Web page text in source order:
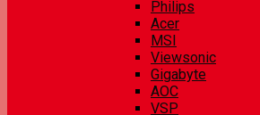
Philips
Acer
MSI
Viewsonic
Gigabyte
AOC
VSP